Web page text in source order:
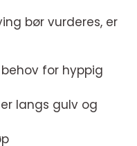
bør vurderes, er
for hyppig
langs gulv og